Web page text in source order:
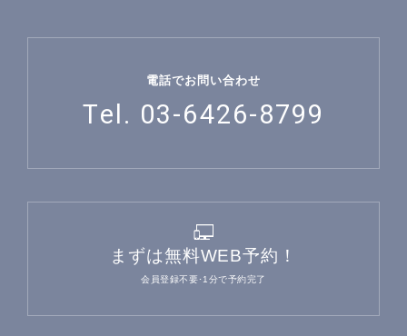
電話でお問い合わせ
Tel. 03-6426-8799
まずは無料WEB予約！
会員登録不要･1分で予約完了